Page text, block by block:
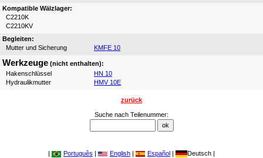
Kompatible Wälzlager:
C2210K
C2210KV
Begleiten:
Mutter und Sicherung
KMFE 10
Werkzeuge (nicht enthalten):
Hakenschlüssel
HN 10
Hydraulikmutter
HMV 10E
zurück
Suche nach Teilenummer:
| Português | English | Español | Deutsch |